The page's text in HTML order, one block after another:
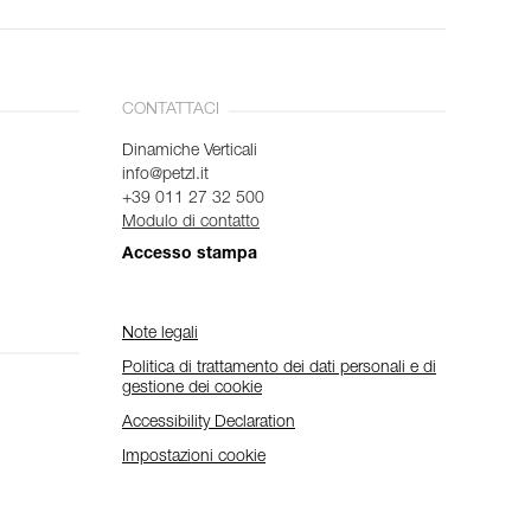
CONTATTACI
Dinamiche Verticali
info@petzl.it
+39 011 27 32 500
Modulo di contatto
Accesso stampa
Note legali
Politica di trattamento dei dati personali e di
gestione dei cookie
Accessibility Declaration
Impostazioni cookie